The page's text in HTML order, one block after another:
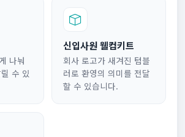
나눠
수 있
신입사원 웰컴키트
회사 로고가 새겨진 텀블
러로 환영의 의미를 전달
할 수 있습니다.